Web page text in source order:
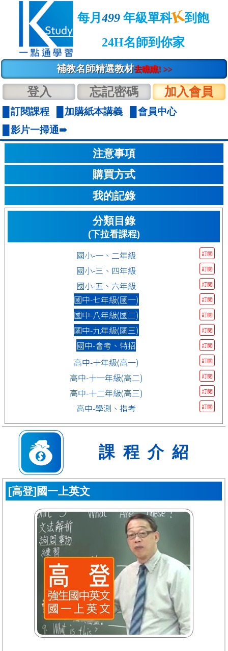
每月499年級單科K到飽
24H名師到你家
補教名師精選教材去瞧瞧! >>
登入 忘記密碼 加入會員
訂閱課程 加購紙本講義
會員中心
影片一掃通➠
注意事項
購買方式
我的記錄
分類目錄
(下拉看課程)
國小-一、二年級 訂閱
國小-三、四年級 訂閱
國小-五、六年級 訂閱
國中-七年級(國一) 訂閱
國中-八年級(國二) 訂閱
國中-九年級(國三) 訂閱
國中-會考、特招 訂閱
高中-十年級(高一) 訂閱
高中-十一年級(高二) 訂閱
高中-十二年級(高三) 訂閱
高中-學測、指考 訂閱
課程介紹
[高登]國一上英文